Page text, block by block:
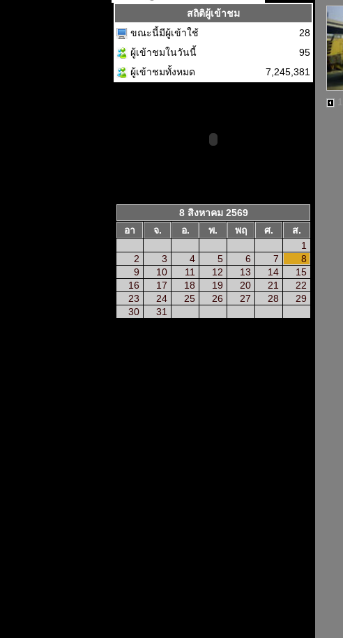
สถิติผู้เข้าชม
ขณะนี้มีผู้เข้าใช้
28
ผู้เข้าชมในวันนี้
95
ผู้เข้าชมทั้งหมด
7,245,381
8 สิงหาคม 2569
อา
จ. อ. พ. พฤ ศ.
ส.
1
2
3 4 5 6 7
8
9
10 11 12 13 14
15
16
17 18 19 20 21
22
23
24 25 26 27 28
29
30
31